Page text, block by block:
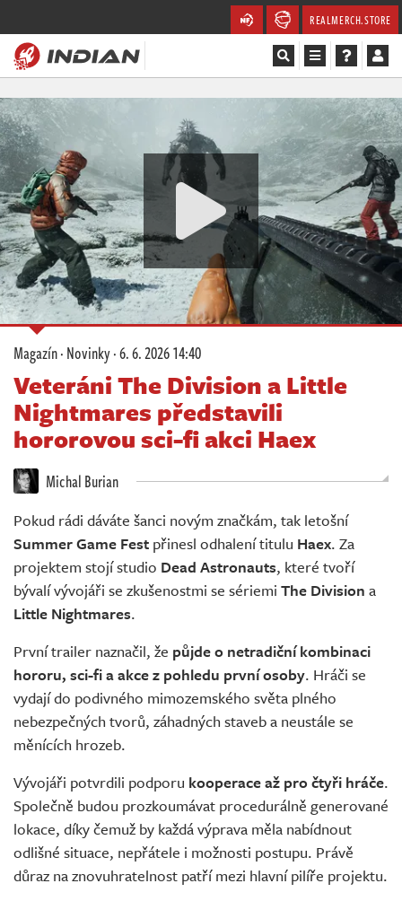
REALMERCH.STORE
Magazín
Recenze
Videa
Soutěže
Databáze
Komunita
Redakce
Živě
Magazín·Novinky·6. 6. 2026 14:40
Veteráni The Division a Little
Nightmares představili
hororovou sci-fi akci Haex
Michal Burian
Pokud rádi dáváte šanci novým značkám, tak letošní
Summer Game Fest přinesl odhalení titulu Haex. Za
projektem stojí studio Dead Astronauts, které tvoří
bývalí vývojáři se zkušenostmi se sériemi The Division a
Little Nightmares.
První trailer naznačil, že půjde o netradiční kombinaci
hororu, sci-fi a akce z pohledu první osoby. Hráči se
vydají do podivného mimozemského světa plného
nebezpečných tvorů, záhadných staveb a neustále se
měnících hrozeb.
Vývojáři potvrdili podporu kooperace až pro čtyři hráče.
Společně budou prozkoumávat procedurálně generované
lokace, díky čemuž by každá výprava měla nabídnout
odlišné situace, nepřátele i možnosti postupu. Právě
důraz na znovuhratelnost patří mezi hlavní pilíře projektu.